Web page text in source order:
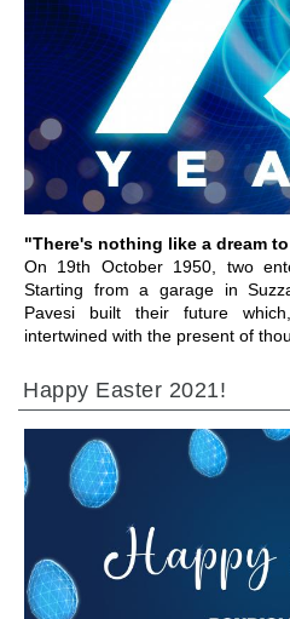
"There's nothing like a dream
On 19th October 1950, two
Starting from a garage in
Pavesi built their future
intertwined with the present of
Happy Easter 2021!